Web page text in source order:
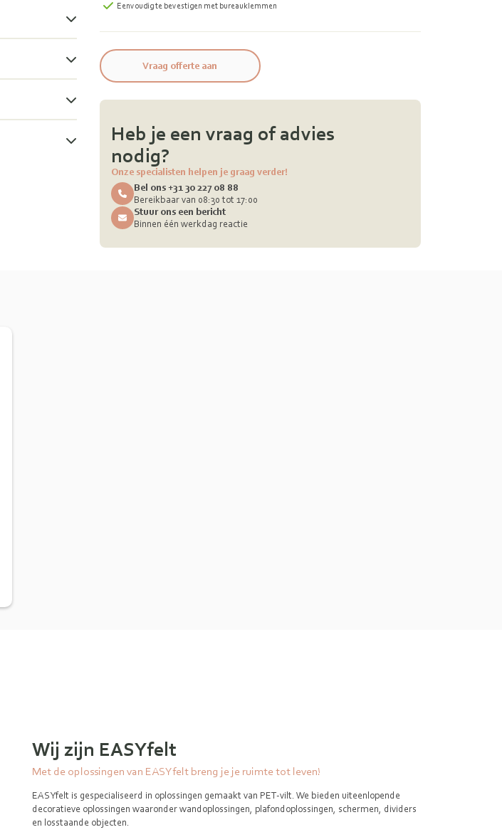
Eenvoudig te bevestigen met bureauklemmen
Vraag offerte aan
Heb je een vraag of advies
nodig?
Onze specialisten helpen je graag verder!
Bel ons +31 30 227 08 88
Bereikbaar van 08:30 tot 17:00
Stuur ons een bericht
Binnen één werkdag reactie
Wij zijn EASYfelt
Met de oplossingen van EASYfelt breng je je ruimte tot leven!
EASYfelt is gespecialiseerd in oplossingen gemaakt van PET-vilt. We bieden uiteenlopende
decoratieve oplossingen waaronder wandoplossingen, plafondoplossingen, schermen, dividers
en losstaande objecten.